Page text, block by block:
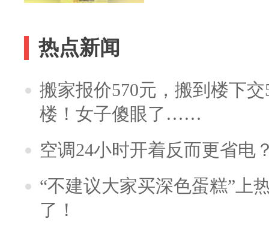
热点新闻
搬家报价570元，搬到楼下
楼！女子傻眼了……
空调24小时开着反而更省电
“不建议大家买深色蛋糕”上
了！